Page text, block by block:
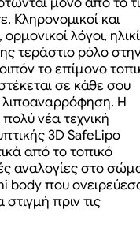
Κληρονομικοί και
λόγοι,
τεράστιο ρόλο
το επίμονο
σε κάθε σου
λιποαναρρόφηση. Η
νέα τεχνική
3D SafeLipo
από το τοπικό
αναλογίες στο
body που
πριν τις